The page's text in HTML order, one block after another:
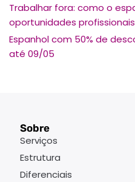
Trabalhar fora: como o
oportunidades
Espanhol com 50% de
até 09/05
Sobre
Serviços
Estrutura
Diferenciais